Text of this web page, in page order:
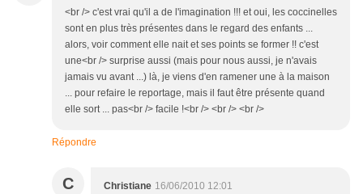
<br /> c'est vrai qu'il a de l'imagination !!! et oui, les coccinelles
sont en plus très présentes dans le regard des enfants ...
alors, voir comment elle nait et ses points se former !! c'est
une<br /> surprise aussi (mais pour nous aussi, je n'avais
jamais vu avant ...) là, je viens d'en ramener une à la maison
... pour refaire le reportage, mais il faut être présente quand
elle sort ... pas<br /> facile !<br /> <br /> <br />
Répondre
C Christiane 16/06/2010 12:01